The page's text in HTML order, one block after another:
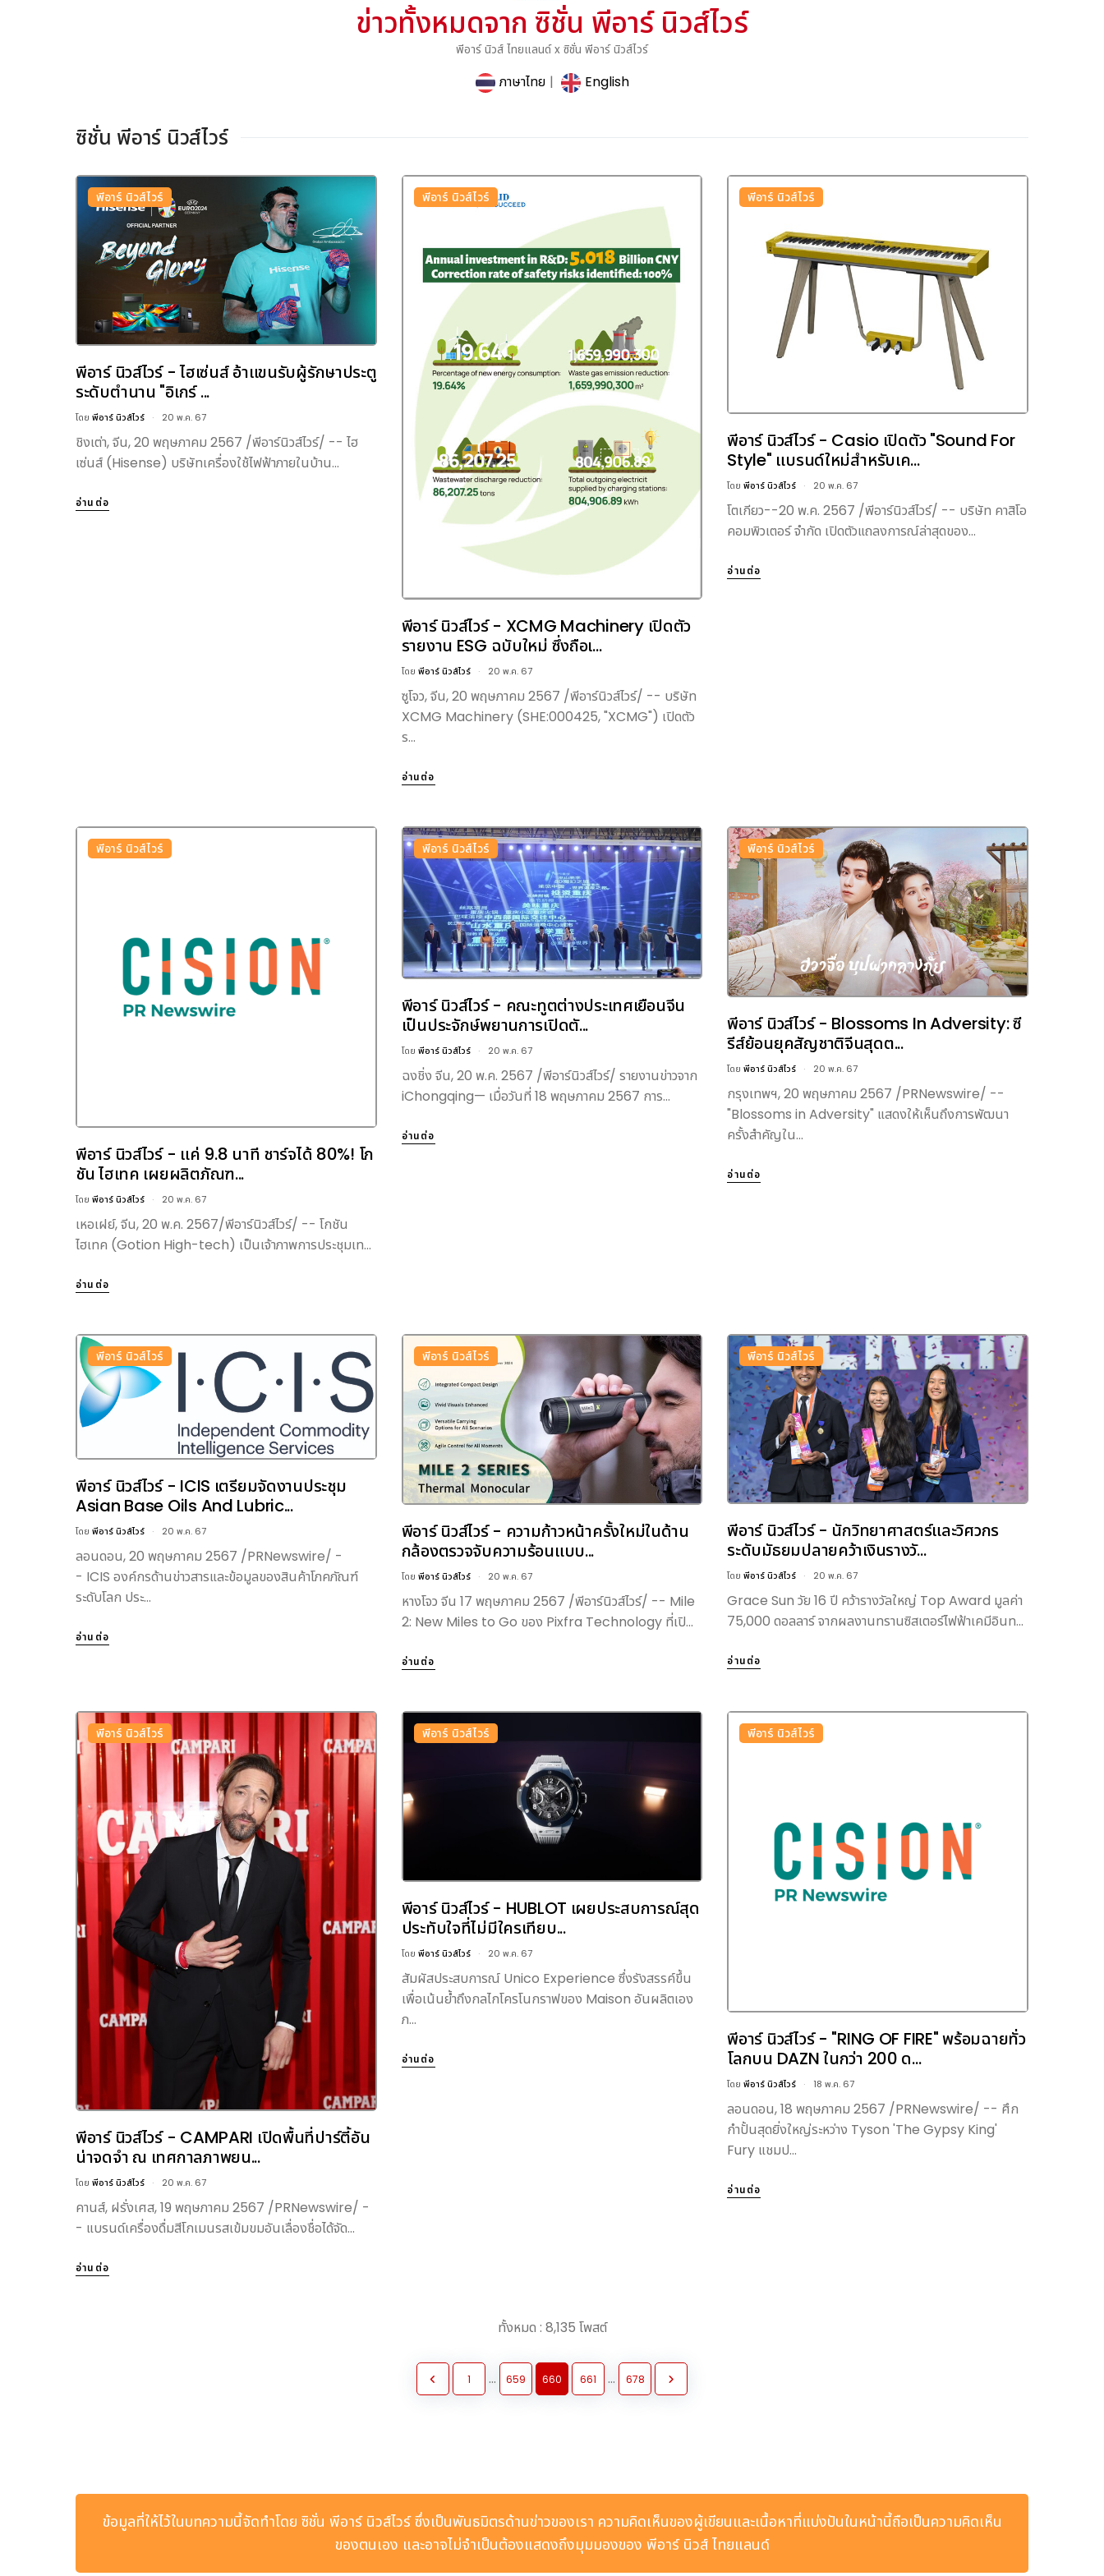
ข่าวทั้งหมดจาก ซิชั่น พีอาร์ นิวส์ไวร์
พีอาร์ นิวส์ ไทยแลนด์ x ซิชั่น พีอาร์ นิวส์ไวร์
ภาษาไทย | English
ซิชั่น พีอาร์ นิวส์ไวร์
พีอาร์ นิวส์ไวร์
พีอาร์ นิวส์ไวร์ - ไฮเซ่นส์ อ้าแขนรับผู้รักษาประตู
ระดับตำนาน "อิเกร์ ...
โดย พีอาร์ นิวส์ไวร์ 20 พ.ค. 67
ชิงเต่า, จีน, 20 พฤษภาคม 2567 /พีอาร์นิวส์ไวร์/ -- ไฮ
เซ่นส์ (Hisense) บริษัทเครื่องใช้ไฟฟ้าภายในบ้าน...
อ่านต่อ
พีอาร์ นิวส์ไวร์
พีอาร์ นิวส์ไวร์ - XCMG Machinery เปิดตัว
รายงาน ESG ฉบับใหม่ ซึ่งถือเ...
โดย พีอาร์ นิวส์ไวร์ 20 พ.ค. 67
ซูโจว, จีน, 20 พฤษภาคม 2567 /พีอาร์นิวส์ไวร์/ -- บริษัท
XCMG Machinery (SHE:000425, "XCMG") เปิดตัว
ร...
อ่านต่อ
พีอาร์ นิวส์ไวร์
พีอาร์ นิวส์ไวร์ - Casio เปิดตัว "Sound For
Style" แบรนด์ใหม่สำหรับเค...
โดยพีอาร์ นิวส์ไวร์ 20 พ.ค. 67
โตเกียว--20 พ.ค. 2567 /พีอาร์นิวส์ไวร์/ -- บริษัท คาสิโอ
คอมพิวเตอร์ จำกัด เปิดตัวแถลงการณ์ล่าสุดของ...
อ่านต่อ
พีอาร์ นิวส์ไวร์
พีอาร์ นิวส์ไวร์ - แค่ 9.8 นาที ชาร์จได้ 80%! โก
ชัน ไฮเทค เผยผลิตภัณฑ...
โดย พีอาร์ นิวส์ไวร์ 20 พ.ค. 67
เหอเฝย์, จีน, 20 พ.ค. 2567/พีอาร์นิวส์ไวร์/ -- โกชัน
ไฮเทค (Gotion High-tech) เป็นเจ้าภาพการประชุมเท...
อ่านต่อ
พีอาร์ นิวส์ไวร์
พีอาร์ นิวส์ไวร์ - คณะทูตต่างประเทศเยือนจีน
เป็นประจักษ์พยานการเปิดตั...
โดย พีอาร์ นิวส์ไวร์ 20 พ.ค. 67
ฉงชิ่ง จีน, 20 พ.ค. 2567 /พีอาร์นิวส์ไวร์/ รายงานข่าวจาก
iChongqing— เมื่อวันที่ 18 พฤษภาคม 2567 การ...
อ่านต่อ
พีอาร์ นิวส์ไวร์
พีอาร์ นิวส์ไวร์ - Blossoms In Adversity: ซี
รีส์ย้อนยุคสัญชาติจีนสุดต...
โดยพีอาร์ นิวส์ไวร์ 20 พ.ค. 67
กรุงเทพฯ, 20 พฤษภาคม 2567 /PRNewswire/ --
"Blossoms in Adversity" แสดงให้เห็นถึงการพัฒนา
ครั้งสำคัญใน...
อ่านต่อ
พีอาร์ นิวส์ไวร์
พีอาร์ นิวส์ไวร์ - ICIS เตรียมจัดงานประชุม
Asian Base Oils And Lubric...
โดย พีอาร์ นิวส์ไวร์ 20 พ.ค. 67
ลอนดอน, 20 พฤษภาคม 2567 /PRNewswire/ -
- ICIS องค์กรด้านข่าวสารและข้อมูลของสินค้าโภคภัณฑ์
ระดับโลก ประ...
อ่านต่อ
พีอาร์ นิวส์ไวร์
พีอาร์ นิวส์ไวร์ - ความก้าวหน้าครั้งใหม่ในด้าน
กล้องตรวจจับความร้อนแบบ...
โดย พีอาร์ นิวส์ไวร์ 20 พ.ค. 67
หางโจว จีน 17 พฤษภาคม 2567 /พีอาร์นิวส์ไวร์/ -- Mile
2: New Miles to Go ของ Pixfra Technology ที่เปิ...
อ่านต่อ
พีอาร์ นิวส์ไวร์
พีอาร์ นิวส์ไวร์ - นักวิทยาศาสตร์และวิศวกร
ระดับมัธยมปลายคว้าเงินรางวั...
โดยพีอาร์ นิวส์ไวร์ 20 พ.ค. 67
Grace Sun วัย 16 ปี คว้ารางวัลใหญ่ Top Award มูลค่า
75,000 ดอลลาร์ จากผลงานทรานซิสเตอร์ไฟฟ้าเคมีอินท...
อ่านต่อ
พีอาร์ นิวส์ไวร์
พีอาร์ นิวส์ไวร์ - CAMPARI เปิดพื้นที่ปาร์ตี้อัน
น่าจดจำ ณ เทศกาลภาพยน...
โดย พีอาร์ นิวส์ไวร์ 20 พ.ค. 67
คานส์, ฝรั่งเศส, 19 พฤษภาคม 2567 /PRNewswire/ -
- แบรนด์เครื่องดื่มสีโกเมนรสเข้มขมอันเลื่องชื่อได้จัด...
อ่านต่อ
พีอาร์ นิวส์ไวร์
พีอาร์ นิวส์ไวร์ - HUBLOT เผยประสบการณ์สุด
ประทับใจที่ไม่มีใครเทียบ...
โดย พีอาร์ นิวส์ไวร์ 20 พ.ค. 67
สัมผัสประสบการณ์ Unico Experience ซึ่งรังสรรค์ขึ้น
เพื่อเน้นย้ำถึงกลไกโครโนกราฟของ Maison อันผลิตเอง
ภ...
อ่านต่อ
พีอาร์ นิวส์ไวร์
พีอาร์ นิวส์ไวร์ - "RING OF FIRE" พร้อมฉายทั่ว
โลกบน DAZN ในกว่า 200 ด...
โดยพีอาร์ นิวส์ไวร์ 18 พ.ค. 67
ลอนดอน, 18 พฤษภาคม 2567 /PRNewswire/ -- ศึก
กำปั้นสุดยิ่งใหญ่ระหว่าง Tyson 'The Gypsy King'
Fury แชมป...
อ่านต่อ
ทั้งหมด : 8,135 โพสต์
1 ... 659 660 661 ... 678
ข้อมูลที่ให้ไว้ในบทความนี้จัดทำโดย ซิชั่น พีอาร์ นิวส์ไวร์ ซึ่งเป็นพันธมิตรด้านข่าวของเรา ความคิดเห็นของผู้เขียนและเนื้อหาที่แบ่งปันในหน้านี้ถือเป็นความคิดเห็น
ของตนเอง และอาจไม่จำเป็นต้องแสดงถึงมุมมองของ พีอาร์ นิวส์ ไทยแลนด์